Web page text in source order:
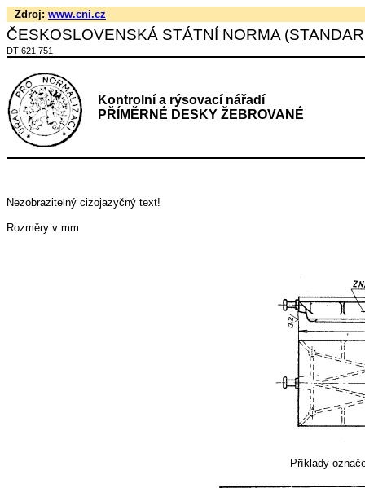
Zdroj: www.cni.cz
ČESKOSLOVENSKÁ STÁTNÍ NORMA
DT 621.751
Kontrolní a rýsovací nářadí
PŘÍMĚRNÉ DESKY ŽEBROVANÉ
Nezobrazitelný cizojazyčný text!
Rozměry v mm
Příklady